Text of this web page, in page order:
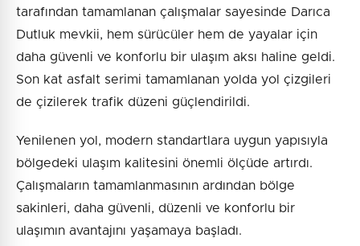
tarafından tamamlanan çalışmalar sayesinde Darıca
Dutluk mevkii, hem sürücüler hem de yayalar için
daha güvenli ve konforlu bir ulaşım aksı haline geldi.
Son kat asfalt serimi tamamlanan yolda yol çizgileri
de çizilerek trafik düzeni güçlendirildi.
Yenilenen yol, modern standartlara uygun yapısıyla
bölgedeki ulaşım kalitesini önemli ölçüde artırdı.
Çalışmaların tamamlanmasının ardından bölge
sakinleri, daha güvenli, düzenli ve konforlu bir
ulaşımın avantajını yaşamaya başladı.